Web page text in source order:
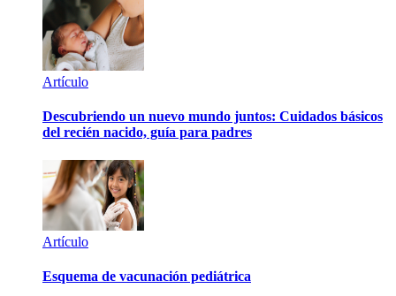
Artículo
Descubriendo un nuevo mundo juntos: Cuidados básicos
del recién nacido, guía para padres
Artículo
Esquema de vacunación pediátrica